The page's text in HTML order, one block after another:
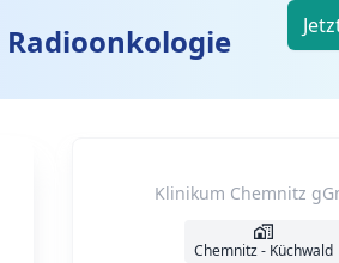
Klinikum Chemnitz
Chemnitz - Küchwald